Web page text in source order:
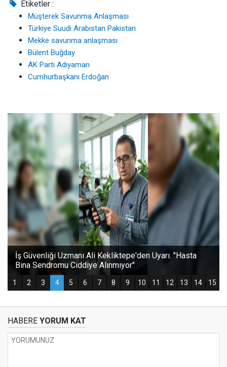
Etiketler :
Müşterek Savunma Anlaşması
Türkiye Suudi Arabistan Pakistan
Mekke savunma anlaşması
Bülent Buğday
AK Parti Adıyaman
Cumhurbaşkanı Erdoğan
HABERE YORUM KAT